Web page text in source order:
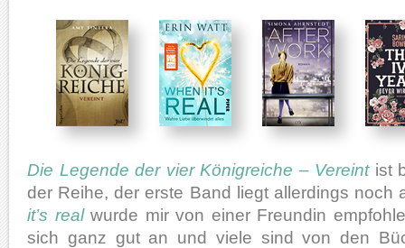
Die Legende der vier Königreiche – Vereintist
der Reihe, der erste Band liegt allerdings noch
it’s realwurde mir von einer Freundin
sich ganz gut an und viele sind von den